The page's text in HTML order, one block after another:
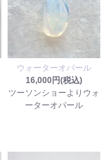
ウォーターオパール
16,000円(税込)
ツーソンショーよりウォ
ーターオパール